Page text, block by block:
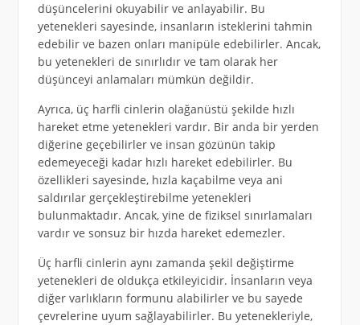
düşüncelerini okuyabilir ve anlayabilir. Bu
yetenekleri sayesinde, insanların isteklerini tahmin
edebilir ve bazen onları manipüle edebilirler. Ancak,
bu yetenekleri de sınırlıdır ve tam olarak her
düşünceyi anlamaları mümkün değildir.
Ayrıca, üç harfli cinlerin olağanüstü şekilde hızlı
hareket etme yetenekleri vardır. Bir anda bir yerden
diğerine geçebilirler ve insan gözünün takip
edemeyeceği kadar hızlı hareket edebilirler. Bu
özellikleri sayesinde, hızla kaçabilme veya ani
saldırılar gerçekleştirebilme yetenekleri
bulunmaktadır. Ancak, yine de fiziksel sınırlamaları
vardır ve sonsuz bir hızda hareket edemezler.
Üç harfli cinlerin aynı zamanda şekil değiştirme
yetenekleri de oldukça etkileyicidir. İnsanların veya
diğer varlıkların formunu alabilirler ve bu sayede
çevrelerine uyum sağlayabilirler. Bu yetenekleriyle,